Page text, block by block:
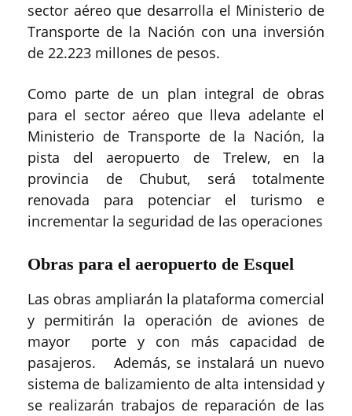
sector aéreo que desarrolla el Ministerio de
Transporte de la Nación con una inversión
de 22.223 millones de pesos.
Como parte de un plan integral de obras
para el sector aéreo que lleva adelante el
Ministerio de Transporte de la Nación, la
pista del aeropuerto de Trelew, en la
provincia de Chubut, será totalmente
renovada para potenciar el turismo e
incrementar la seguridad de las operaciones
Obras para el aeropuerto de Esquel
Las obras ampliarán la plataforma comercial
y permitirán la operación de aviones de
mayor porte y con más capacidad de
pasajeros. Además, se instalará un nuevo
sistema de balizamiento de alta intensidad y
se realizarán trabajos de reparación de las